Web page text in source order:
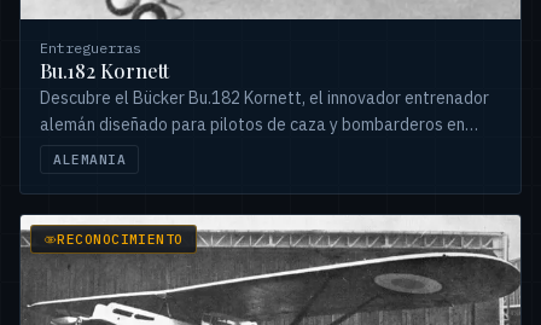
Entreguerras
Bu.182 Kornett
Descubre el Bücker Bu.182 Kornett, el innovador entrenador
alemán diseñado para pilotos de caza y bombarderos en
picado, rechazado por la Luftwaffe.
ALEMANIA
RECONOCIMIENTO